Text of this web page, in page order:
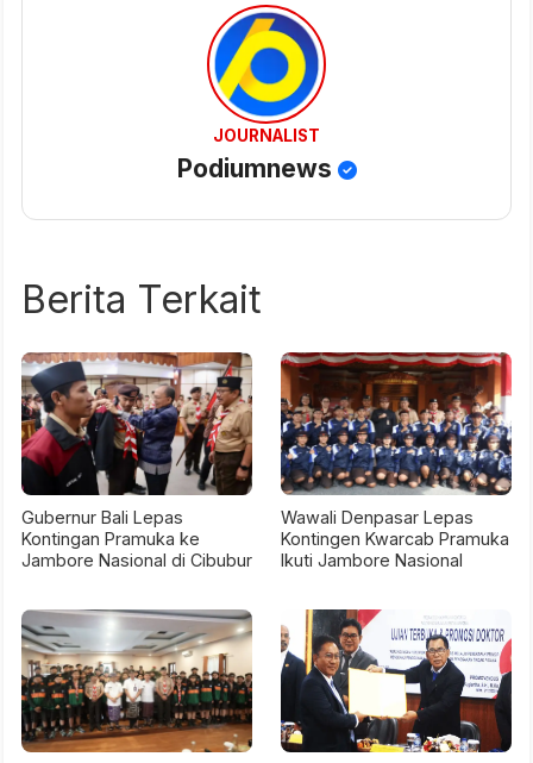
JOURNALIST
Podiumnews
Berita Terkait
Gubernur Bali Lepas
Kontingan Pramuka ke
Jambore Nasional di Cibubur
Wawali Denpasar Lepas
Kontingen Kwarcab Pramuka
Ikuti Jambore Nasional